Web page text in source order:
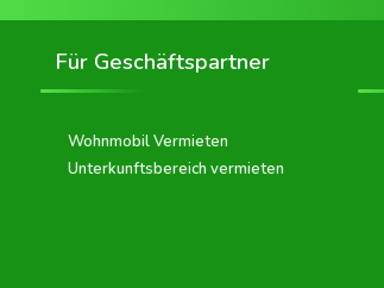
Für Geschäftspartner
Wohnmobil Vermieten
Unterkunftsbereich vermieten